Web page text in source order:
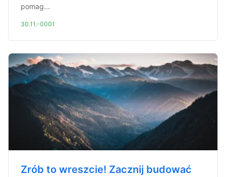
pomag...
30.11.-0001
Zrób to wreszcie! Zacznij budować